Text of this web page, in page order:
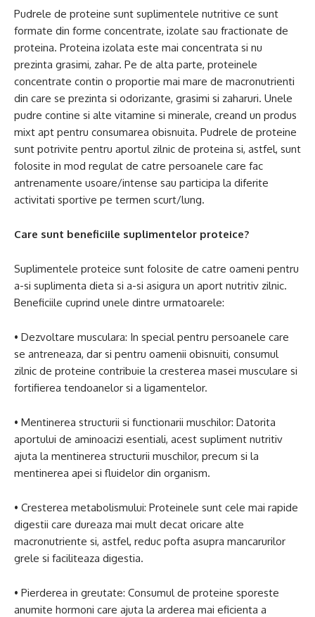
Pudrele de proteine sunt suplimentele nutritive ce sunt
formate din forme concentrate, izolate sau fractionate de
proteina. Proteina izolata este mai concentrata si nu
prezinta grasimi, zahar. Pe de alta parte, proteinele
concentrate contin o proportie mai mare de macronutrienti
din care se prezinta si odorizante, grasimi si zaharuri. Unele
pudre contine si alte vitamine si minerale, creand un produs
mixt apt pentru consumarea obisnuita. Pudrele de proteine
sunt potrivite pentru aportul zilnic de proteina si, astfel, sunt
folosite in mod regulat de catre persoanele care fac
antrenamente usoare/intense sau participa la diferite
activitati sportive pe termen scurt/lung.
Care sunt beneficiile suplimentelor proteice?
Suplimentele proteice sunt folosite de catre oameni pentru
a-si suplimenta dieta si a-si asigura un aport nutritiv zilnic.
Beneficiile cuprind unele dintre urmatoarele:
• Dezvoltare musculara: In special pentru persoanele care
se antreneaza, dar si pentru oamenii obisnuiti, consumul
zilnic de proteine contribuie la cresterea masei musculare si
fortifierea tendoanelor si a ligamentelor.
• Mentinerea structurii si functionarii muschilor: Datorita
aportului de aminoacizi esentiali, acest supliment nutritiv
ajuta la mentinerea structurii muschilor, precum si la
mentinerea apei si fluidelor din organism.
• Cresterea metabolismului: Proteinele sunt cele mai rapide
digestii care dureaza mai mult decat oricare alte
macronutriente si, astfel, reduc pofta asupra mancarurilor
grele si faciliteaza digestia.
• Pierderea in greutate: Consumul de proteine sporeste
anumite hormoni care ajuta la arderea mai eficienta a